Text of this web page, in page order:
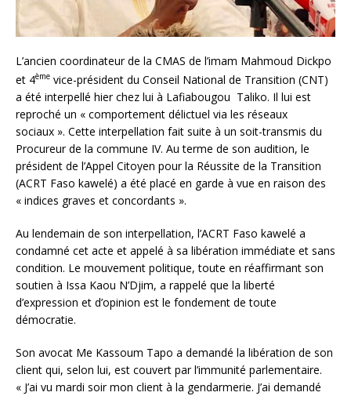
L’ancien coordinateur de la CMAS de l’imam Mahmoud Dickpo
et 4ème vice-président du Conseil National de Transition (CNT)
a été interpellé hier chez lui à Lafiabougou Taliko. Il lui est
reproché un « comportement délictuel via les réseaux
sociaux ». Cette interpellation fait suite à un soit-transmis du
Procureur de la commune IV. Au terme de son audition, le
président de l’Appel Citoyen pour la Réussite de la Transition
(ACRT Faso kawelé) a été placé en garde à vue en raison des
« indices graves et concordants ».
Au lendemain de son interpellation, l’ACRT Faso kawelé a
condamné cet acte et appelé à sa libération immédiate et sans
condition. Le mouvement politique, toute en réaffirmant son
soutien à Issa Kaou N’Djim, a rappelé que la liberté
d’expression et d’opinion est le fondement de toute
démocratie.
Son avocat Me Kassoum Tapo a demandé la libération de son
client qui, selon lui, est couvert par l’immunité parlementaire.
« J’ai vu mardi soir mon client à la gendarmerie. J’ai demandé